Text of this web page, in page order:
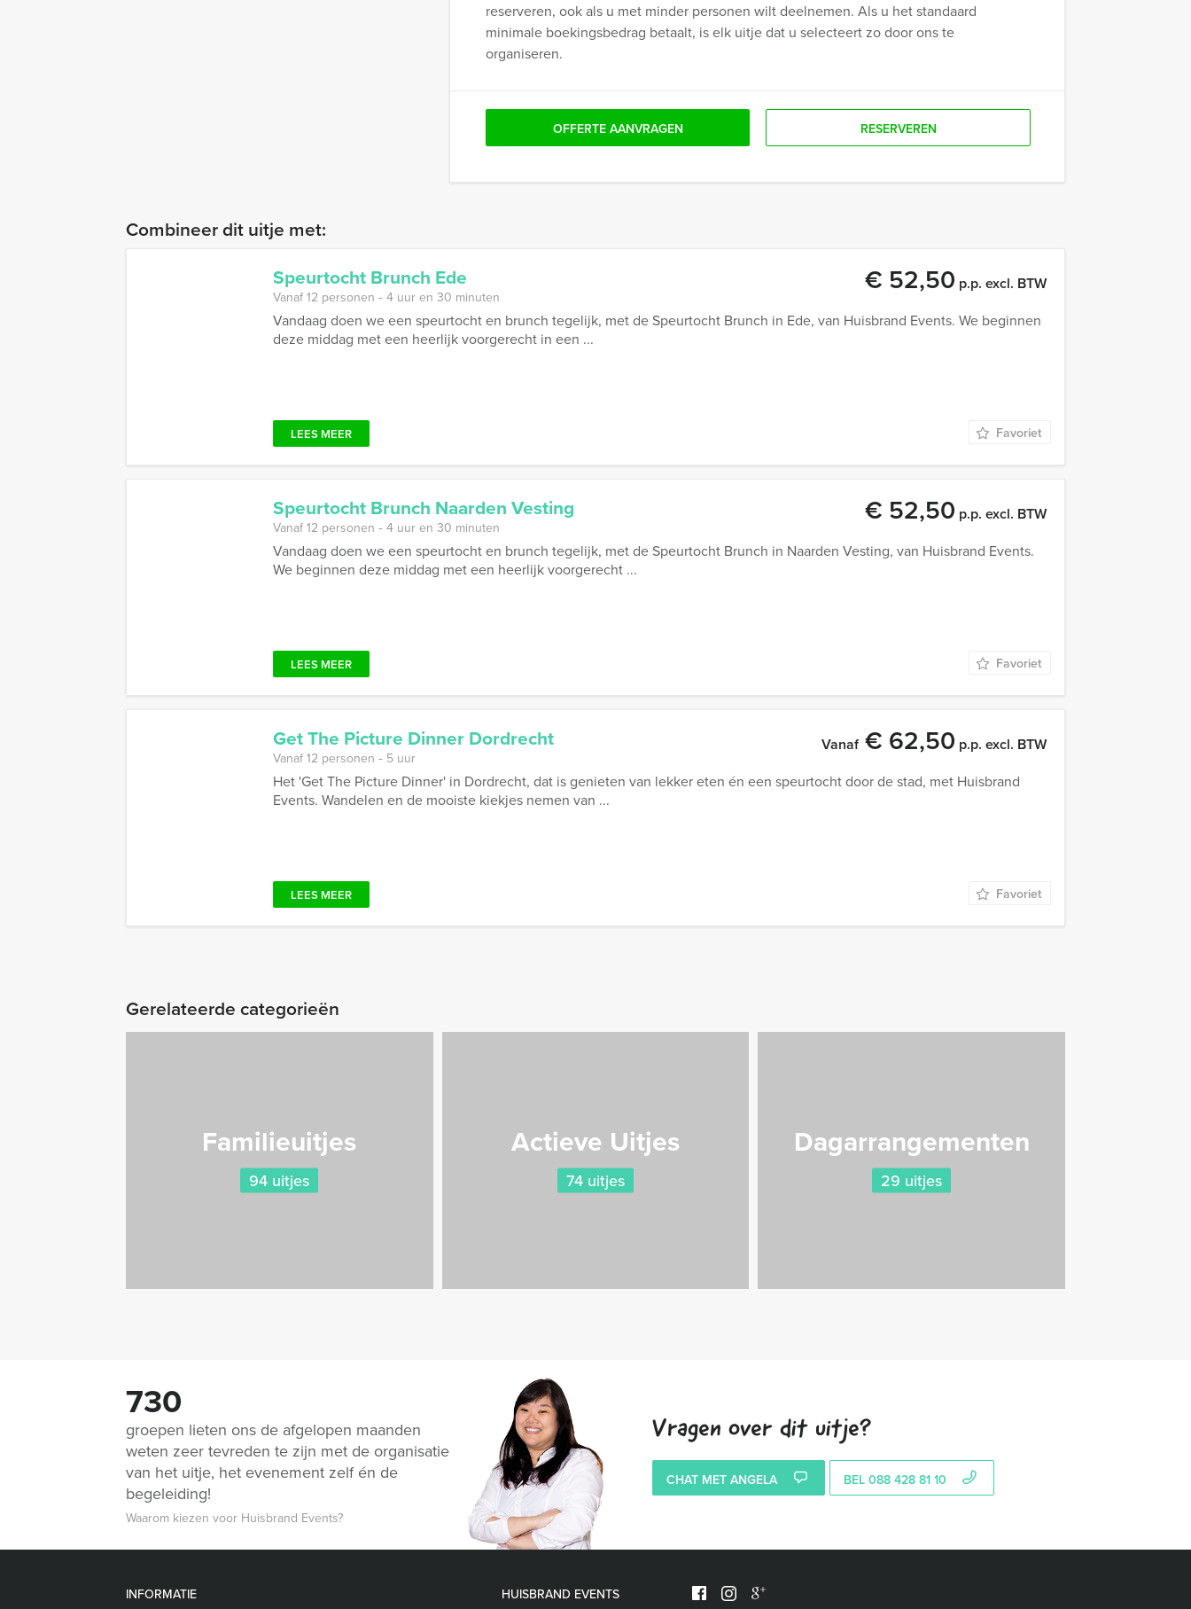
reserveren, ook als u met minder personen wilt deelnemen. Als u het standaard
minimale boekingsbedrag betaalt, is elk uitje dat u selecteert zo door ons te
organiseren.
OFFERTE AANVRAGEN RESERVEREN
Combineer dit uitje met:
Speurtocht Brunch Ede € 52,50 p.p. excl. BTW
Vanaf 12 personen ‐ 4 uur en 30 minuten
Vandaag doen we een speurtocht en brunch tegelijk, met de Speurtocht Brunch in Ede, van Huisbrand Events. We beginnen
deze middag met een heerlijk voorgerecht in een ...
LEES MEER Favoriet
Speurtocht Brunch Naarden Vesting € 52,50 p.p. excl. BTW
Vanaf 12 personen ‐ 4 uur en 30 minuten
Vandaag doen we een speurtocht en brunch tegelijk, met de Speurtocht Brunch in Naarden Vesting, van Huisbrand Events.
We beginnen deze middag met een heerlijk voorgerecht ...
LEES MEER Favoriet
Get The Picture Dinner Dordrecht Vanaf€ 62,50 p.p. excl. BTW
Vanaf 12 personen ‐ 5 uur
Het 'Get The Picture Dinner' in Dordrecht, dat is genieten van lekker eten én een speurtocht door de stad, met Huisbrand
Events. Wandelen en de mooiste kiekjes nemen van ...
LEES MEER Favoriet
Gerelateerde categorieën
Familieuitjes
94 uitjes
Actieve Uitjes
74 uitjes
Dagarrangementen
29 uitjes
730
groepen lieten ons de afgelopen maanden
weten zeer tevreden te zijn met de organisatie
van het uitje, het evenement zelf én de
begeleiding!
Waarom kiezen voor Huisbrand Events?
Vragen over dit uitje?
CHAT MET ANGELA BEL 088 428 81 10
INFORMATIE HUISBRAND EVENTS